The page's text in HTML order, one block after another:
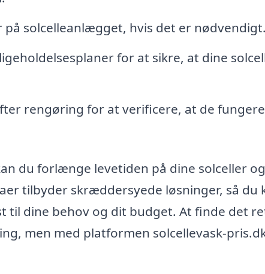
på solcelleanlægget, hvis det er
for at sikre, at dine
rengøring for at verificere, at de
du forlænge levetiden på dine solceller og
tilbyder skræddersyede løsninger, så du
til dine behov og dit budget. At finde det
men med platformen solcellevask-